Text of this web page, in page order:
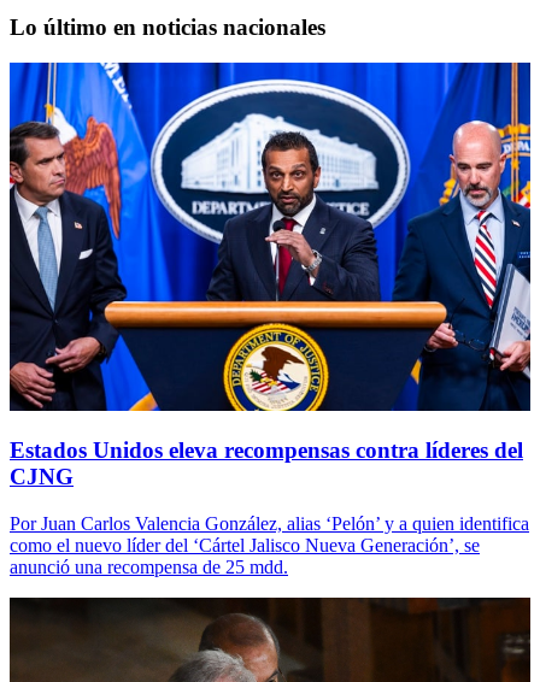
Lo último en noticias nacionales
Estados Unidos eleva recompensas contra líderes del
CJNG
Por Juan Carlos Valencia González, alias ‘Pelón’ y a quien identifica
como el nuevo líder del ‘Cártel Jalisco Nueva Generación’, se
anunció una recompensa de 25 mdd.